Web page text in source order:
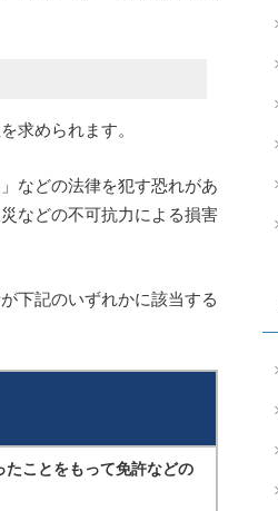
求められます。
などの法律を犯す恐れがあ
などの不可抗力による損害
下記のいずれかに該当する
たことをもって免許などの